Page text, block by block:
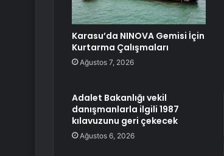
Karasu’da NINOVA Gemisi İçin
Kurtarma Çalışmaları
Ağustos 7, 2026
Adalet Bakanlığı vekil
danışmanlarla ilgili 1987
kılavuzunu geri çekecek
Ağustos 6, 2026